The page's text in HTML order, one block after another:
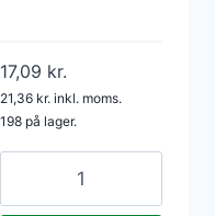
17,09 kr.
21,36 kr. inkl. moms.
198 på lager.